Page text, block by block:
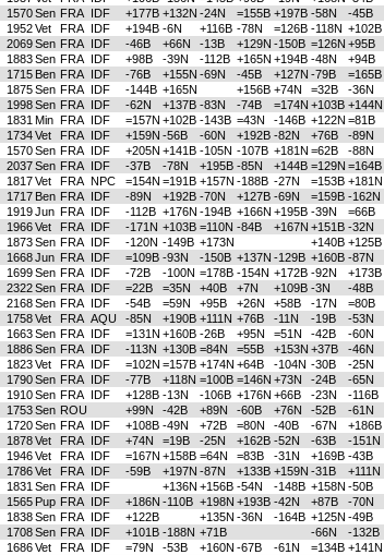
1570Sen FRA IDF +177B +132N -24N =155B +197B -58N -45B
1952Vet FRA IDF +194B -6N +116B -78N =126B -118N +102B
2069Sen FRA IDF -46B +66N -13B +129N -150B =126N +95B
1883Sen FRA IDF +98B -39N -112B +165N +194B -48N +94B
1715 Ben FRA IDF -76B +155N -69N -45B +127N -79B =165B
1875Sen FRA IDF -144B +165N +156B +74N =32B -36N
1998Sen FRA IDF -62N +137B -83N -74B =174N +103B +144N
1831 Min FRA IDF =157N +102B -143B =43N -146B +122N =81B
1734Vet FRA IDF +159N -56B -60N +192B -82N +76B -89N
1570Sen FRA IDF +205N +141B -105N -107B +181N =62B -88N
2037Sen FRA IDF -37B -78N +195B -85N +144B =129N =164B
1817Vet FRA NPC =154N =191B +157N -188B -27N =153B +181N
1717 Ben FRA IDF -89N +192B -70N +127B -69N =159B -162N
1919Jun FRA IDF -112B +176N -194B +166N +195B -39N =66B
1966Vet FRA IDF -171N +103B =110N -84B +167N +151B -32N
1873Sen FRA IDF -120N -149B +173N +140B +125B
1668Jun FRA IDF =109B -93N -150B +137N -129B +160B -87N
1699Sen FRA IDF -72B -100N =178B -154N +172B -92N +173B
2322Sen FRA IDF =22B =35N +40B +7N +109B -3N -48B
2168Sen FRA IDF -54B =59N +95B +26N +58B -17N =80B
1758Vet FRA AQU -85N +190B +111N +76B -11N -19B -53N
1663Sen FRA IDF =131N +160B -26B +95N =51N -42B -60N
1886Sen FRA IDF -113N +130B =84N =55B +153N +37B -46N
1823Vet FRA IDF =102N =157B +174N +64B -104N -30B -25N
1790Sen FRA IDF -77B +118N =100B =146N +73N -24B -65N
1910Sen FRA IDF +128B -13N -106B +176N +66B -23N -116B
1753Sen ROU +99N -42B +89N -60B +76N -52B -61N
1720Sen FRA IDF +108B -49N +72B =80N -40B -67N +186B
1878Vet FRA IDF +74N =19B -25N +162B -52N -63B -151N
1946Vet FRA IDF =167N +158B =64N =83B -31N +169B -43B
1786Vet FRA IDF -59B +197N -87N +133B +159N -31B +111N
1831 Sen FRA IDF +136N +156B -54N -148B +158N -50B
1565 Pup FRA IDF +186N -110B +198N +193B -42N +87B -70N
1838Sen FRA IDF +122B +135N -36N -164B +125N -49B
1708Sen FRA IDF +101B -188N +71B -66N -132B
1686Vet FRA IDF =79N -53B +160N -67B -61N =134B +141N